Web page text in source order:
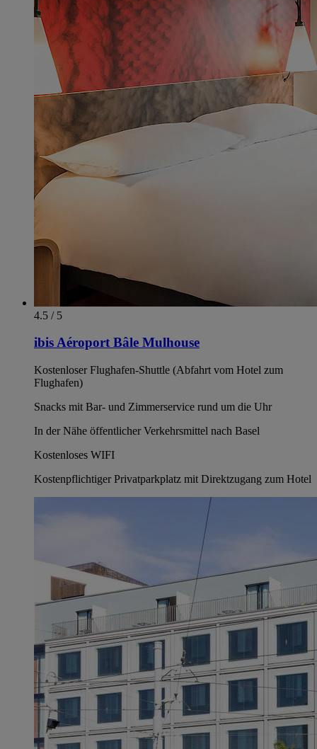
4.5 / 5
ibis Aéroport Bâle Mulhouse
Kostenloser Flughafen-Shuttle (Abfahrt vom Hotel zum
Flughafen)
Snacks mit Bar- und Zimmerservice rund um die Uhr
In der Nähe öffentlicher Verkehrsmittel nach Basel
Kostenloses WIFI
Kostenpflichtiger Privatparkplatz mit Direktzugang zum Hotel